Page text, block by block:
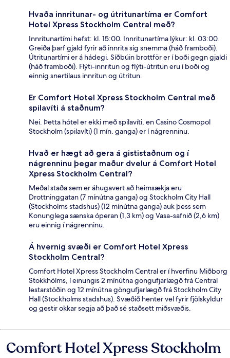
Hvaða innritunar- og útritunartíma er Comfort
Hotel Xpress Stockholm Central með?
Innritunartími hefst: kl. 15:00. Innritunartíma lýkur: kl. 03:00.
Greiða þarf gjald fyrir að innrita sig snemma (háð framboði).
Útritunartími er á hádegi. Síðbúin brottför er í boði gegn gjaldi
(háð framboði). Flýti-innritun og flýti-útritun eru í boði og
einnig snertilaus innritun og útritun.
Er Comfort Hotel Xpress Stockholm Central með
spilavíti á staðnum?
Nei. Þetta hótel er ekki með spilavíti, en Casino Cosmopol
Stockholm (spilavíti) (1 mín. ganga) er í nágrenninu.
Hvað er hægt að gera á gististaðnum og í
nágrenninu þegar maður dvelur á Comfort Hotel
Xpress Stockholm Central?
Meðal staða sem er áhugavert að heimsækja eru
Drottninggatan (7 mínútna ganga) og Stockholm City Hall
(Stockholms stadshus) (12 mínútna ganga) auk þess sem
Konunglega sænska óperan (1,3 km) og Vasa-safnið (2,6 km)
eru einnig í nágrenninu.
Á hvernig svæði er Comfort Hotel Xpress
Stockholm Central?
Comfort Hotel Xpress Stockholm Central er í hverfinu Miðborg
Stokkhólms, í einungis 2 mínútna göngufjarlægð frá Central
lestarstöðin og 12 mínútna göngufjarlægð frá Stockholm City
Hall (Stockholms stadshus). Svæðið henter vel fyrir fjölskyldur
og gestir okkar segja að það sé staðsett miðsvæðis.
Umsagnir
Comfort Hotel Xpress Stockholm